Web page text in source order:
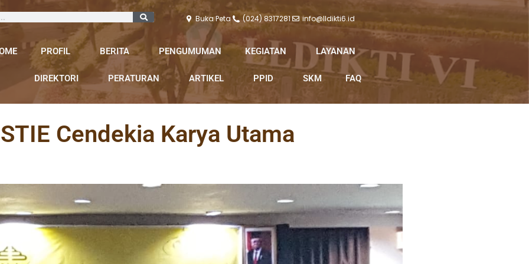
Buka Peta (024) 8317281 info@lldikti6.id
PROFIL BERITA PENGUMUMAN KEGIATAN LAYANAN
DIREKTORI PERATURAN ARTIKEL PPID SKM FAQ
Cendekia Karya Utama